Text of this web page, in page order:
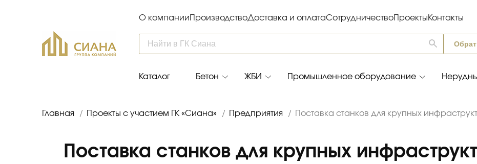
О компании ПроизводствоДоставка и оплатаСотрудничествоПроектыКонтакты
Каталог Бетон ЖБИ Промышленное оборудование
Главная / Проекты с участием ГК «Сиана» / Предприятия / Поставка станков для крупных
Поставка станков для крупных